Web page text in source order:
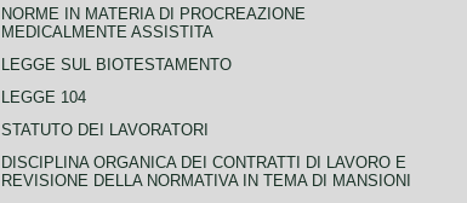
NORME IN MATERIA DI PROCREAZIONE
MEDICALMENTE ASSISTITA
LEGGE SUL BIOTESTAMENTO
LEGGE 104
STATUTO DEI LAVORATORI
DISCIPLINA ORGANICA DEI CONTRATTI DI LAVORO E
REVISIONE DELLA NORMATIVA IN TEMA DI MANSIONI